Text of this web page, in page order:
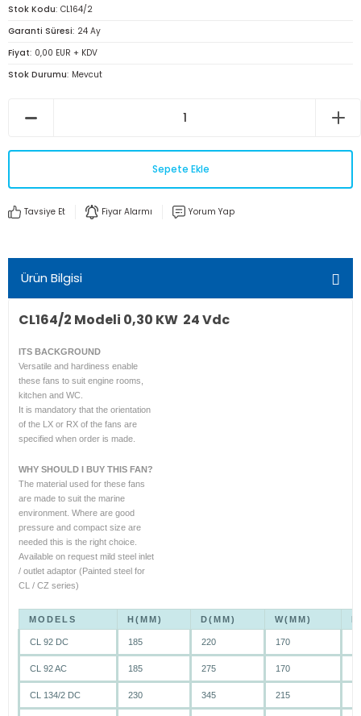
Stok Kodu CL164/2
Garanti Süresi 24 Ay
Fiyat 0,00 EUR + KDV
Stok Durumu Mevcut
Sepete Ekle
Tavsiye Et Fiyar Alarmı Yorum Yap
Ürün Bilgisi
CL164/2 Modeli 0,30 KW 24 Vdc
ITS BACKGROUND
Versatile and hardiness enable
these fans to suit engine rooms,
kitchen and WC.
It is mandatory that the orientation
of the LX or RX of the fans are
specified when order is made.
WHY SHOULD I BUY THIS FAN?
The material used for these fans
are made to suit the marine
environment. Where are good
pressure and compact size are
needed this is the right choice.
Available on request mild steel inlet
/ outlet adaptor (Painted steel for
CL / CZ series)
MODELS H(MM) D(MM) W(MM)
CL 92 DC 185 220 170
CL 92 AC 185 275 170
CL 134/2 DC 230 345 215